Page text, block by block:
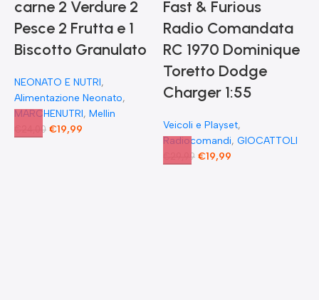
carne 2 Verdure 2
Pesce 2 Frutta e 1
Biscotto Granulato
NEONATO E NUTRI,
Alimentazione Neonato,
MARCHENUTRI, Mellin
24,00 €19,99
Fast & Furious
Radio Comandata
RC 1970 Dominique
Toretto Dodge
Charger 1:55
Veicoli e Playset,
Radiocomandi, GIOCATTOLI
29,99 €19,99